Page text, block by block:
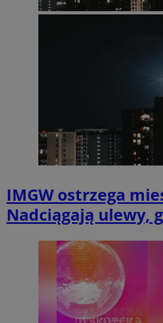
IMGW ostrzega
Nadciągają ulewy,